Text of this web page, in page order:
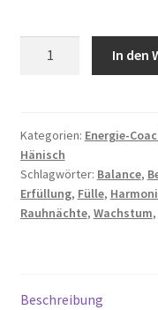
Menge
In den
Kategorien: Energie-
Hänisch
Schlagwörter: Balance,
Erfüllung, Fülle,
Rauhnächte, Wachstum,
Beschreibung